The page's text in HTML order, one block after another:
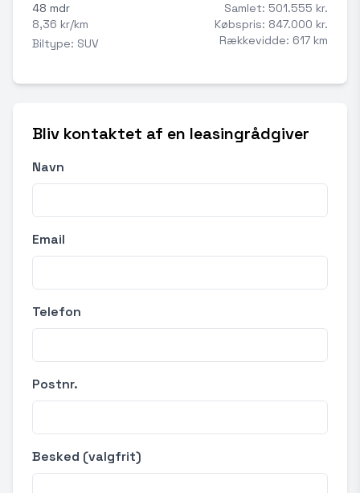
48 mdr
8,36 kr/km
Biltype: SUV
Samlet: 501.555 kr.
Købspris: 847.000 kr.
Rækkevidde: 617 km
Bliv kontaktet af en leasingrådgiver
Navn
Email
Telefon
Postnr.
Besked (valgfrit)